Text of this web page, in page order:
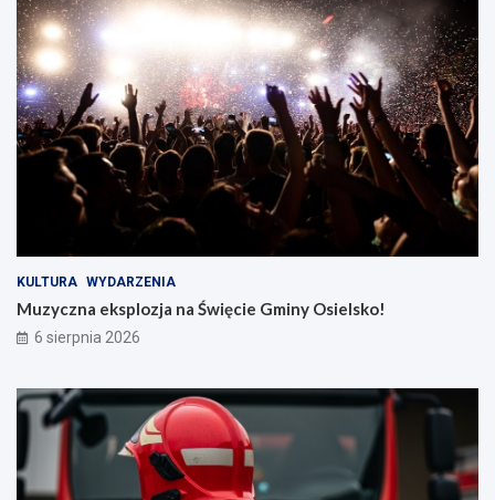
KULTURA WYDARZENIA
Muzyczna eksplozja na Święcie Gminy Osielsko!
6 sierpnia 2026